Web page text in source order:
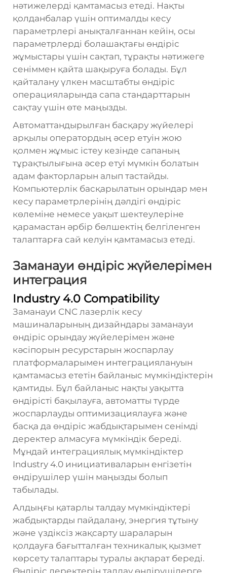
нәтижелерді қамтамасыз етеді. Нақты
қолданбалар үшін оптималды кесу
параметрлері анықталғаннан кейін, осы
параметрлерді болашақтағы өндіріс
жұмыстары үшін сақтап, тұрақты нәтижеге
сеніммен қайта шақыруға болады. Бұл
қайталану үлкен масштабты өндіріс
операцияларында сапа стандарттарын
сақтау үшін өте маңызды.
Автоматтандырылған басқару жүйелері
арқылы оператордың әсер етуін жою
қолмен жұмыс істеу кезінде сапаның
тұрақтылығына әсер етуі мүмкін болатын
адам факторларын алып тастайды.
Компьютерлік басқарылатын орындар мен
кесу параметрлерінің дәлдігі өндіріс
көлеміне немесе уақыт шектеулеріне
қарамастан әрбір бөлшектің белгіленген
талаптарға сай келуін қамтамасыз етеді.
Заманауи өндіріс жүйелерімен
интеграция
Industry 4.0 Compatibility
Заманауи CNC лазерлік кесу
машиналарының дизайндары заманауи
өндіріс орындау жүйелерімен және
кәсіпорын ресурстарын жоспарлау
платформаларымен интеграциялануын
қамтамасыз ететін байланыс мүмкіндіктерін
қамтиды. Бұл байланыс нақты уақытта
өндірісті бақылауға, автоматты түрде
жоспарлауды оптимизациялауға және
басқа да өндіріс жабдықтарымен сенімді
деректер алмасуға мүмкіндік береді.
Мұндай интеграциялық мүмкіндіктер
Industry 4.0 инициативаларын енгізетін
өндірушілер үшін маңызды болып
табылады.
Алдыңғы қатарлы талдау мүмкіндіктері
жабдықтарды пайдалану, энергия тұтыну
және үздіксіз жақсарту шараларын
қолдауға бағытталған техникалық қызмет
көрсету талаптары туралы ақпарат береді.
Өндіріс деректерін талдау өндірушілерге